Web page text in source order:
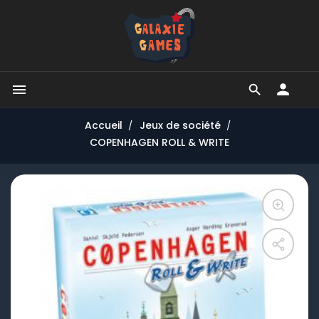


Accueil
Jeux de société
COPENHAGEN ROLL & WRITE